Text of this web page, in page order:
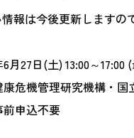
報は今後更新しますので
月27日(土) 13:00～17:00
危機管理研究機構・
申込不要